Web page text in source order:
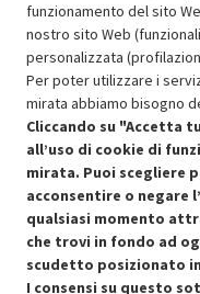
Approfitta dello
Condizioni generali di
Cookie Policy
funzionamento del sito
nostro sito Web
personalizzata
Per poter utilizzare i
mirata abbiamo bisogno
Cliccando su "Accetta
all’uso di cookie di
mirata. Puoi scegliere
acconsentire o negare
qualsiasi momento
che trovi in fondo ad
scudetto posizionato
I consensi su questo